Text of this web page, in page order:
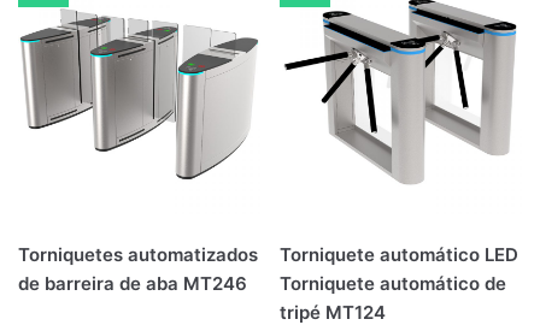
Torniquetes automatizados
de barreira de aba MT246
Torniquete automático LED
Torniquete automático de
tripé MT124